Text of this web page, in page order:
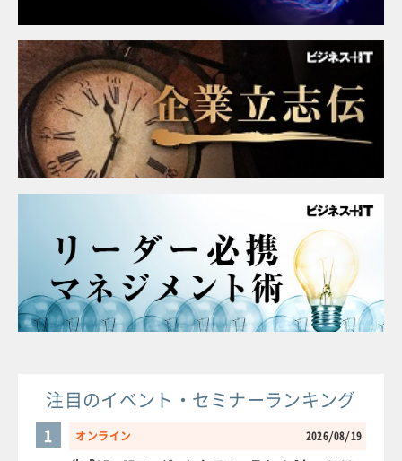
注目のイベント・セミナーランキング
オンライン 2026/08/19
1